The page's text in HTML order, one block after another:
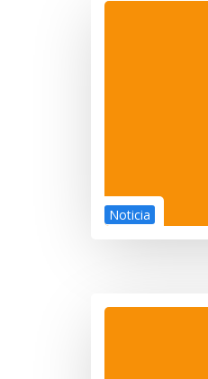
Noticia